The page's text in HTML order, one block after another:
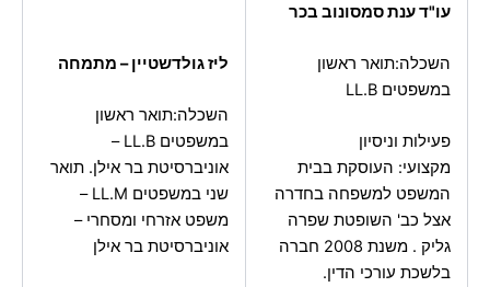
עו"ד ענת סמסונוב בכר
השכלה:תואר ראשון
במשפטים LL.B
פעילות וניסיון
מקצועי: העוסקת בבית
המשפט למשפחה בחדרה
אצל כב' השופטת שפרה
גליק . משנת 2008 חברה
בלשכת עורכי הדין.
ליז גולדשטיין – מתמחה
השכלה:תואר ראשון
במשפטים LL.B –
אוניברסיטת בר אילן. תואר
שני במשפטים LL.M –
משפט אזרחי ומסחרי –
אוניברסיטת בר אילן